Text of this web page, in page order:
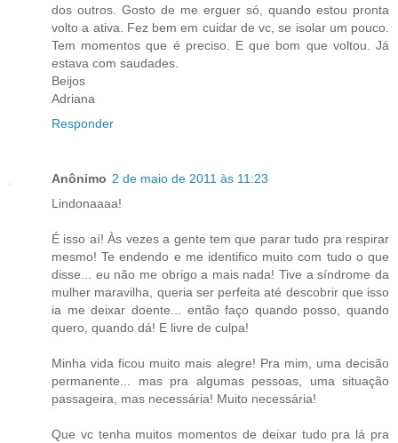
dos outros. Gosto de me erguer só, quando estou pronta
volto a ativa. Fez bem em cuidar de vc, se isolar um pouco.
Tem momentos que é preciso. E que bom que voltou. Já
estava com saudades.
Beijos
Adriana
Responder
Anônimo 2 de maio de 2011 às 11:23
Lindonaaaa!
É isso aí! Às vezes a gente tem que parar tudo pra respirar
mesmo! Te endendo e me identifico muito com tudo o que
disse... eu não me obrigo a mais nada! Tive a síndrome da
mulher maravilha, queria ser perfeita até descobrir que isso
ia me deixar doente... então faço quando posso, quando
quero, quando dá! E livre de culpa!
Minha vida ficou muito mais alegre! Pra mim, uma decisão
permanente... mas pra algumas pessoas, uma situação
passageira, mas necessária! Muito necessária!
Que vc tenha muitos momentos de deixar tudo pra lá pra